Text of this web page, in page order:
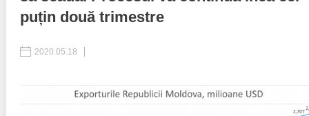
Implemented projects
Best parctices
Governance transparency
Sociometric Laboratory
puțin două trimestre
2020.05.18